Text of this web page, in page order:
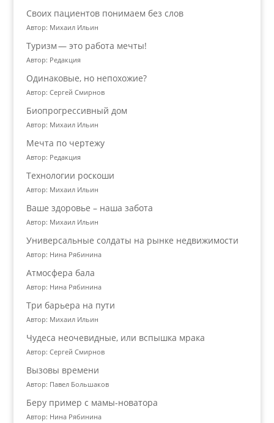
Своих пациентов понимаем без слов
Автор: Михаил Ильин
Туризм — это работа мечты!
Автор: Редакция
Одинаковые, но непохожие?
Автор: Сергей Смирнов
Биопрогрессивный дом
Автор: Михаил Ильин
Мечта по чертежу
Автор: Редакция
Технологии роскоши
Автор: Михаил Ильин
Ваше здоровье – наша забота
Автор: Михаил Ильин
Универсальные солдаты на рынке недвижимости
Автор: Нина Рябинина
Атмосфера бала
Автор: Нина Рябинина
Три барьера на пути
Автор: Михаил Ильин
Чудеса неочевидные, или вспышка мрака
Автор: Сергей Смирнов
Вызовы времени
Автор: Павел Большаков
Беру пример с мамы-новатора
Автор: Нина Рябинина